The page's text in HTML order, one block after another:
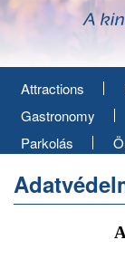
Attractions
Gastronomy
Parkolás